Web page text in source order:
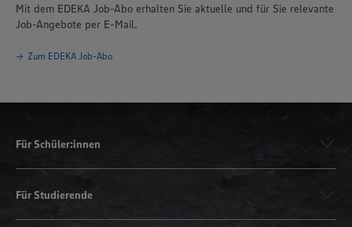
Mit dem EDEKA Job-Abo erhalten Sie aktuelle und für Sie relevante
Job-Angebote per E-Mail.
Zum EDEKA Job-Abo
Für Schüler:innen
Für Studierende